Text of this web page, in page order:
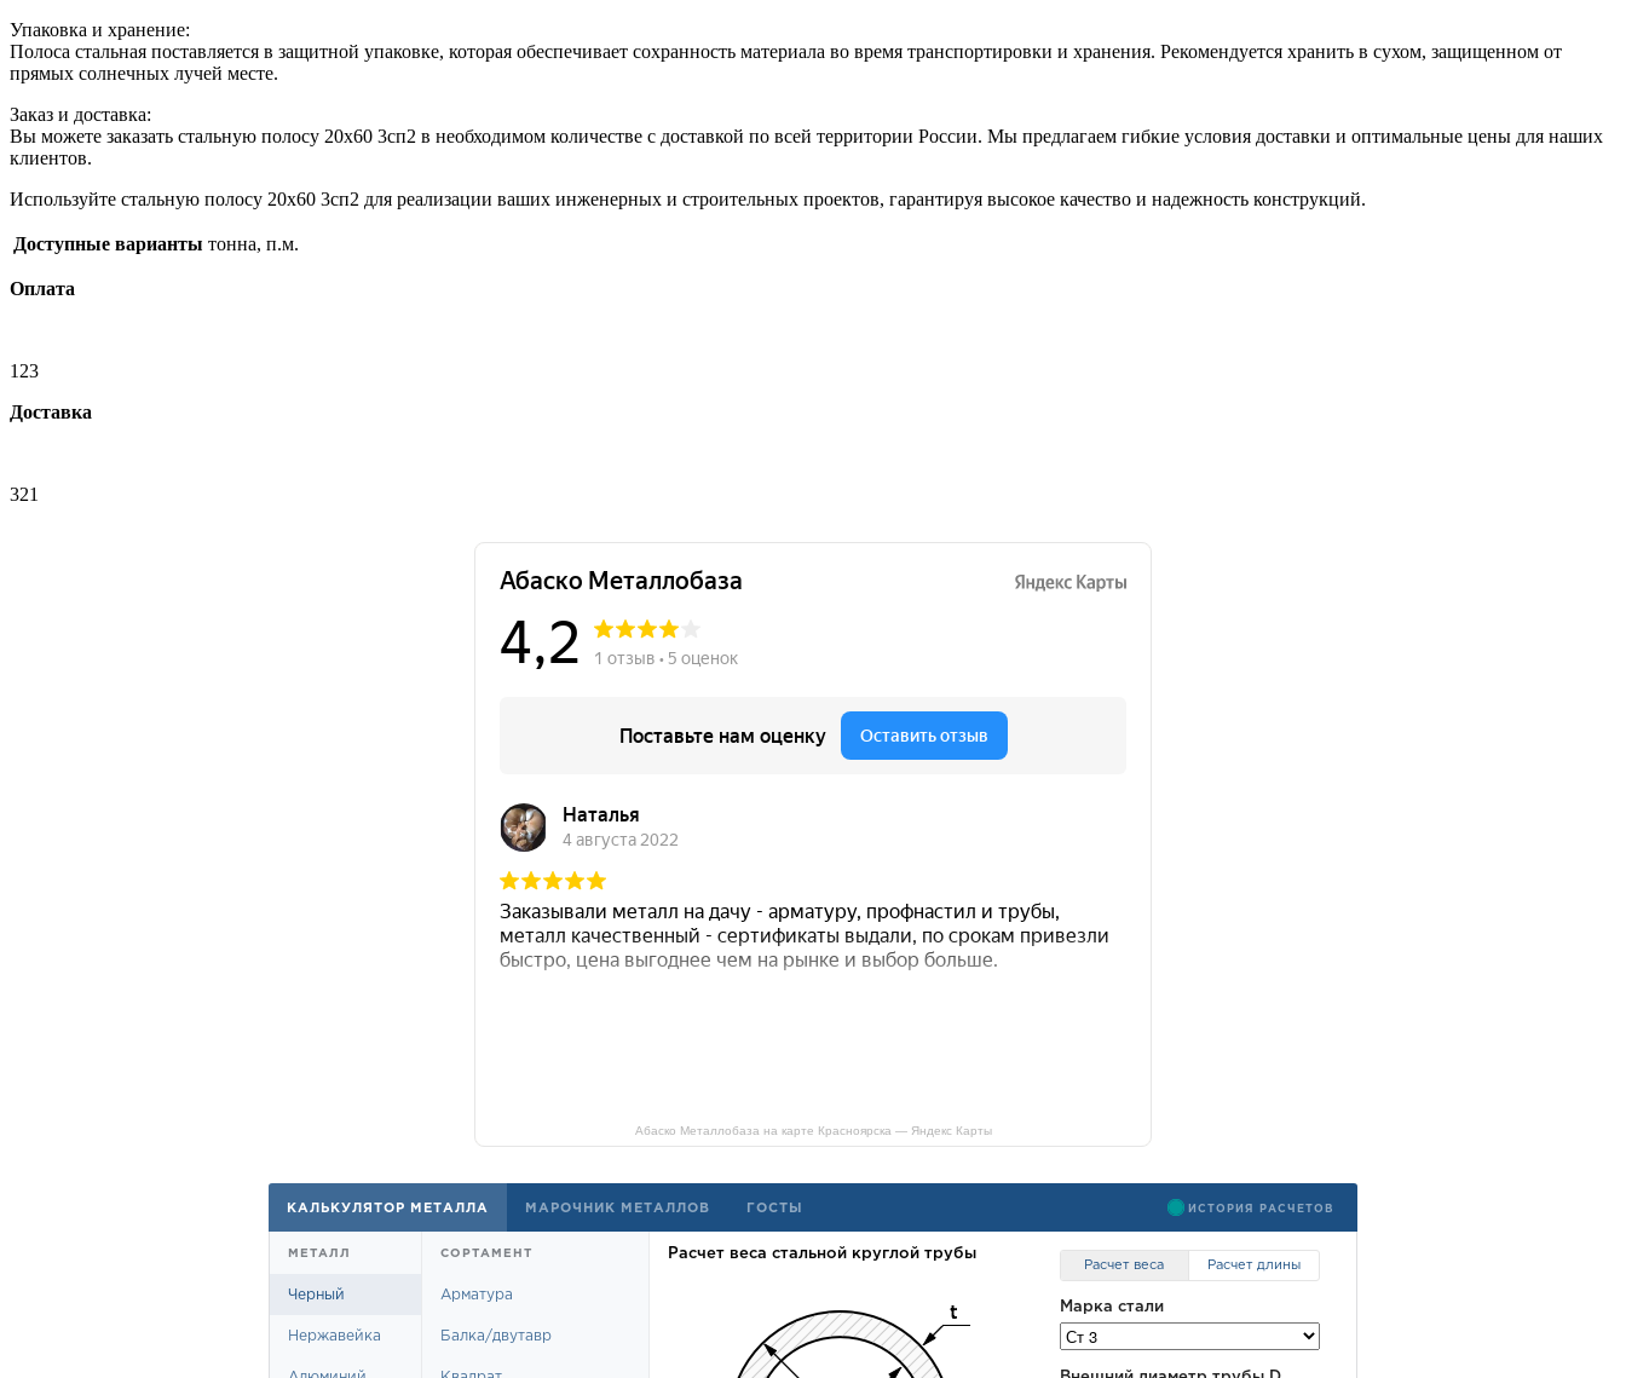
Упаковка и хранение:
Полоса стальная поставляется в защитной упаковке, которая обеспечивает сохранность материала во время транспортировки и хранения. Рекомендуется хранить в сухом, защищенном от
прямых солнечных лучей месте.
Заказ и доставка:
Вы можете заказать стальную полосу 20х60 3сп2 в необходимом количестве с доставкой по всей территории России. Мы предлагаем гибкие условия доставки и оптимальные цены для наших
клиентов.
Используйте стальную полосу 20х60 3сп2 для реализации ваших инженерных и строительных проектов, гарантируя высокое качество и надежность конструкций.
Доступные варианты тонна, п.м.
Оплата
123
Доставка
321
Абаско Металлобаза на карте Красноярска — Яндекс Карты